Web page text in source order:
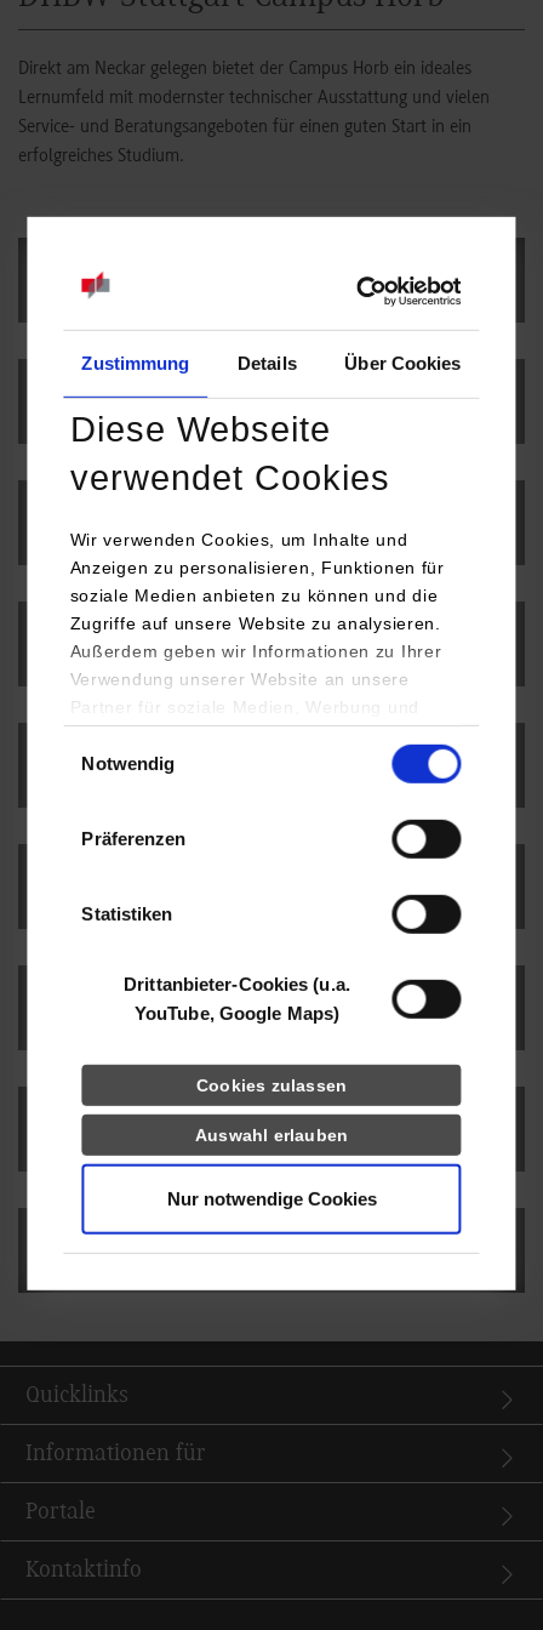
Zustimmung Details Über Cookies
Diese Webseite
verwendet Cookies
Wir verwenden Cookies, um Inhalte und
Anzeigen zu personalisieren, Funktionen für
soziale Medien anbieten zu können und die
Zugriffe auf unsere Website zu analysieren.
Außerdem geben wir Informationen zu Ihrer
Verwendung unserer Website an unsere
Partner für soziale Medien, Werbung und
YouTube, Google Maps) führen diese
Daten zusammen, die Sie ihnen bereitgestellt
haben oder die sie im Rahmen Ihrer Nutzung
Notwendig
Präferenzen
Statistiken
Drittanbieter-Cookies (u.a.
YouTube, Google Maps)
Cookies zulassen
Auswahl erlauben
Nur notwendige Cookies
Direkt am Neckar gelegen bietet der Campus Horb ein ideales
Lernumfeld mit modernster technischer Ausstattung und vielen
Service- und Beratungsangeboten für einen guten Start in ein
erfolgreiches Studium.
Zahlen, Daten, Fakten
Zertifikate und Mitgliedschaften
Vielfalt und Weltoffenheit
Filme
Vergaben
Quicklinks
Informationen für
Portale
Kontaktinfo